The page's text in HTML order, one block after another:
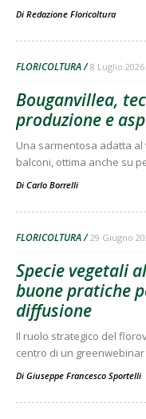
Di Redazione Floricoltura
FLORICOLTURA 8 Luglio 2026
Bouganvillea,
produzione e
Una sarmentosa adatta
balconi, ottima anche su
Di Carlo Borrelli
FLORICOLTURA 29 Giugno
Specie vegetali
buone pratiche
diffusione
Il ruolo strategico del
centro di un
Di Giuseppe Francesco Sportelli